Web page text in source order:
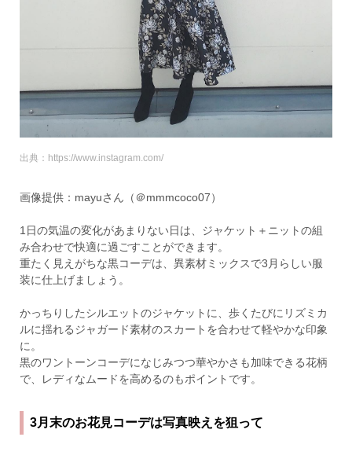
出典：https://www.instagram.com/
画像提供：mayuさん（＠mmmcoco07）
1日の気温の変化があまりない日は、ジャケット＋ニットの組
み合わせで快適に過ごすことができます。
重たく見えがちな黒コーデは、異素材ミックスで3月らしい服
装に仕上げましょう。
かっちりしたシルエットのジャケットに、歩くたびにリズミカ
ルに揺れるジャガード素材のスカートを合わせて軽やかな印象
に。
黒のワントーンコーデになじみつつ華やかさも加味できる花柄
で、レディなムードを高めるのもポイントです。
3月末のお花見コーデは写真映えを狙って